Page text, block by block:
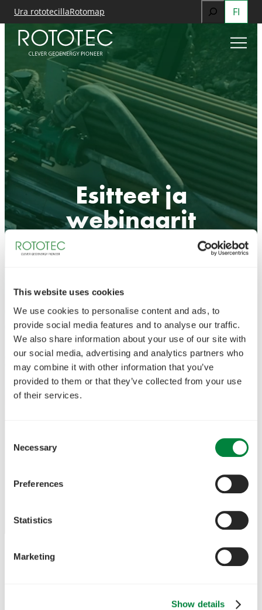
This website uses cookies
We use cookies to personalise content and ads, to
provide social media features and to analyse our traffic.
We also share information about your use of our site with
our social media, advertising and analytics partners who
may combine it with other information that you’ve
provided to them or that they’ve collected from your use
of their services.
Selection
Necessary
Preferences
Statistics
Marketing
Show details
Siirry
sisältöön
Ura rototecillaRotomap
Search
FI
Esitteet ja
webinaarit
Haluatko sukeltaa todella syvälle ja oppia lisää
vaiheista? Tältä sivulta löydät kaikki
oppaamme. Webinaareistamme saat
kattauksen maalämmön mahdollisuuksista ja
maalämpöhankkeen toteutuksesta
erityyppisissä ympäristöissä.